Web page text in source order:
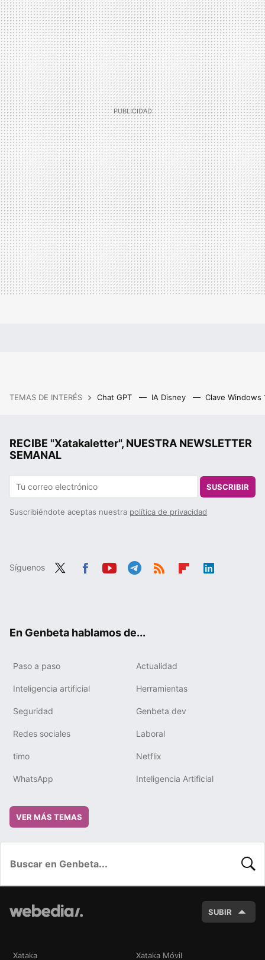
TEMAS DE INTERÉS Chat GPT IA Disney Clave Windows
RECIBE "Xatakaletter", NUESTRA NEWSLETTER
SEMANAL
SUSCRIBIR
Suscribiéndote aceptas nuestra política de privacidad
Síguenos
En Genbeta hablamos de...
Paso a paso Actualidad
Inteligencia artificial Herramientas
Seguridad Genbeta dev
Redes sociales Laboral
timo Netflix
WhatsApp Inteligencia Artificial
VER MÁS TEMAS
SUBIR
Xataka Xataka Móvil